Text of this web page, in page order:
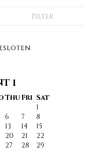
Filter
1
ThuFri Sat
1
6 7
8
13 14
15
20 21
22
27 28
29